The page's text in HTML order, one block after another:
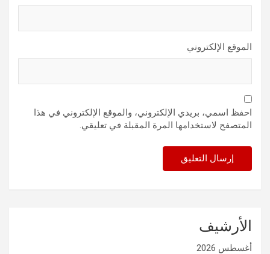
الموقع الإلكتروني
احفظ اسمي، بريدي الإلكتروني، والموقع الإلكتروني في هذا
المتصفح لاستخدامها المرة المقبلة في تعليقي.
الأرشيف
أغسطس 2026